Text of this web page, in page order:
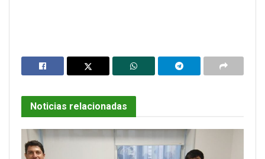
Noticias relacionadas